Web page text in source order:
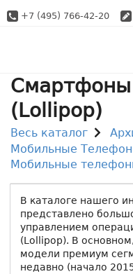
+7 (495) 766-42-20
Смартфоны
(Lollipop)
Весь каталог
Мобильные
Мобильные
В каталоге нашего
представлено
управлением
(Lollipop). В
модели премиум
недавно (начало